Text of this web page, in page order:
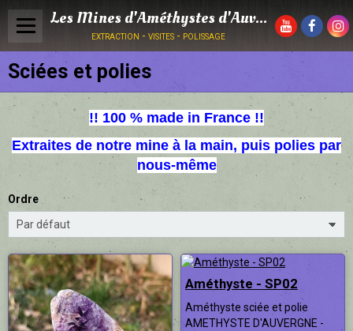
Les Mines d'Améthystes d'Auvergne
extraction - visites - polissage
Panier
Votre compte
⭐ BOUTIQUE ⭐
⚒ VISITE MINE / ACTIVITÉS ⚒
DÉCOUVRIR LA MINE ℹ
GÉOLOGIE MINE DE PÉGUT ℹ
DIVERS ℹ
Boutique sur RDV
Sciées et polies
!! 100 % made in France !!
Extraites de notre mine à la main, puis polies par
nous-même
Ordre
Améthyste - SP02
Améthyste sciée et polie
AMETHYSTE D'AUVERGNE -